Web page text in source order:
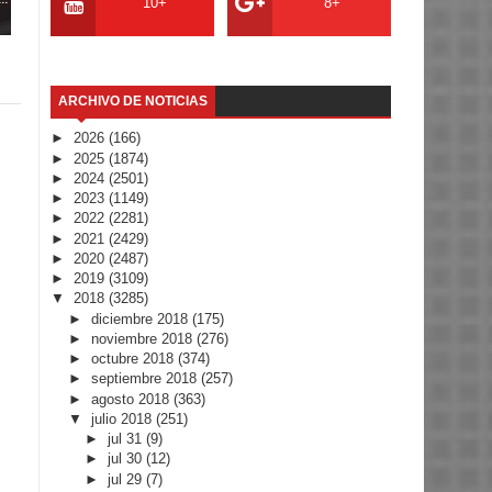
ARCHIVO DE NOTICIAS
► 2026 (166)
► 2025 (1874)
► 2024 (2501)
► 2023 (1149)
► 2022 (2281)
► 2021 (2429)
► 2020 (2487)
► 2019 (3109)
▼ 2018 (3285)
► diciembre 2018 (175)
► noviembre 2018 (276)
► octubre 2018 (374)
► septiembre 2018 (257)
► agosto 2018 (363)
▼ julio 2018 (251)
►jul 31(9)
►jul 30(12)
►jul 29(7)